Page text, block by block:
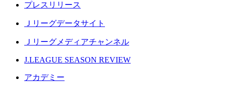
プレスリリース
Ｊリーグデータサイト
Ｊリーグメディアチャンネル
J.LEAGUE SEASON REVIEW
アカデミー